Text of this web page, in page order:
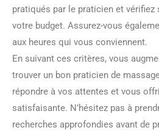
pratiqués par le praticien et vérifiez
votre budget. Assurez-vous
aux heures qui vous conviennent.
En suivant ces critères, vous
trouver un bon praticien de
répondre à vos attentes et vous
satisfaisante. N’hésitez pas à
recherches approfondies avant de